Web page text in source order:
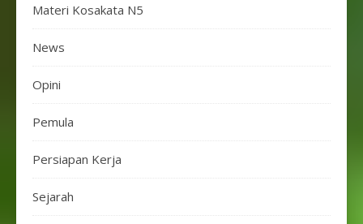
Materi Kosakata N5
News
Opini
Pemula
Persiapan Kerja
Sejarah